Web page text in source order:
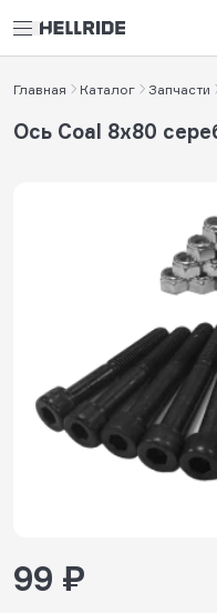
Главная Каталог Запчасти
Ось Coal 8x80
99 ₽